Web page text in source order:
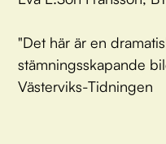
"Det här är en
stämningsskapande
Västerviks-Tidningen